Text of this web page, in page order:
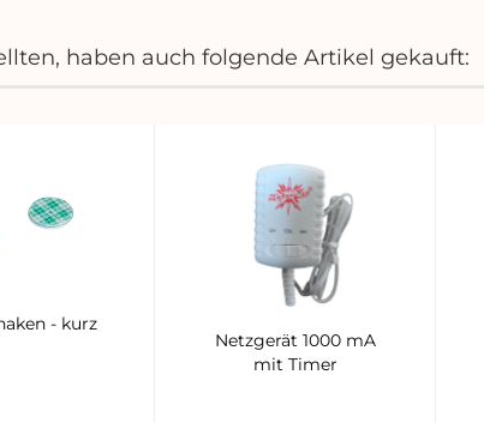
haben auch folgende Artikel gekauft:
- kurz
Netzgerät 1000 mA
mit Timer